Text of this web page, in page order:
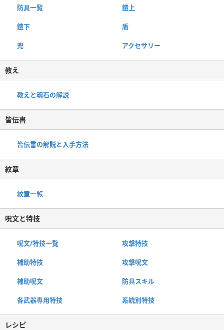
防具一覧 鎧上
鎧下 盾
兜 アクセサリー
教え
教えと魂石の解説
皆伝書
皆伝書の解説と入手方法
紋章
紋章一覧
呪文と特技
呪文/特技一覧 攻撃特技
補助特技 攻撃呪文
補助呪文 防具スキル
各武器専用特技 系統別特技
レシピ